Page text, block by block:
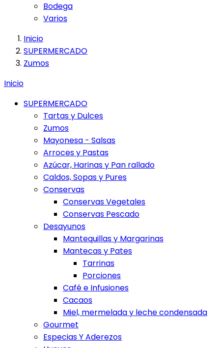
Bodega
Varios
Inicio
SUPERMERCADO
Zumos
Inicio
SUPERMERCADO
Tartas y Dulces
Zumos
Mayonesa - Salsas
Arroces y Pastas
Azúcar, Harinas y Pan rallado
Caldos, Sopas y Pures
Conservas
Conservas Vegetales
Conservas Pescado
Desayunos
Mantequillas y Margarinas
Mantecas y Pates
Tarrinas
Porciones
Café e Infusiones
Cacaos
Miel, mermelada y leche condensada
Gourmet
Especias Y Aderezos